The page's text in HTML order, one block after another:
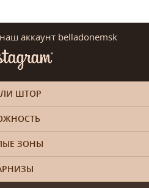
аккаунт belladonemsk
ШТОР
ЗОНЫ